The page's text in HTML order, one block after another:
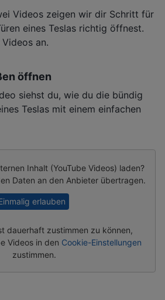
Videos zeigen wir dir Schritt für
eines Teslas richtig öffnest.
an.
öffnen
siehst du, wie du die bündig
Teslas mit einem einfachen
Inhalt (YouTube Videos) laden?
Daten an den Anbieter übertragen.
erlauben
dauerhaft zustimmen zu können,
Videosin den Cookie-Einstellungen
zustimmen.